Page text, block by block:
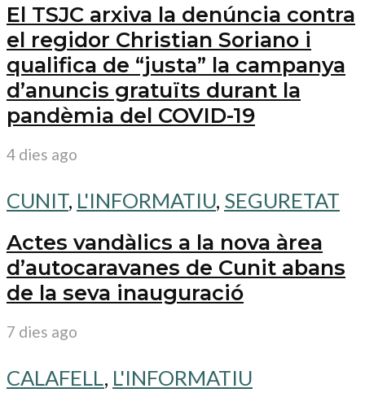
El TSJC arxiva la denúncia contra
el regidor Christian Soriano i
qualifica de “justa” la campanya
d’anuncis gratuïts durant la
pandèmia del COVID-19
4 dies ago
CUNIT, L'INFORMATIU, SEGURETAT
Actes vandàlics a la nova àrea
d’autocaravanes de Cunit abans
de la seva inauguració
7 dies ago
CALAFELL, L'INFORMATIU